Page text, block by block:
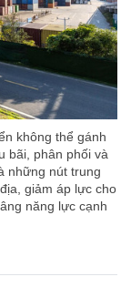
không thể gánh
bãi, phân phối và
những nút trung
giảm áp lực cho
năng lực cạnh